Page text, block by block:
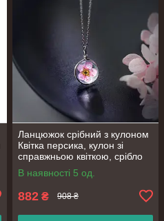
Ланцюжок срібний з кулоном
Квітка персика, кулон зі
справжньою квіткою, срібло
925 проби, довжина 41+3 см
В наявності 5 од.
882 ₴ 908 ₴